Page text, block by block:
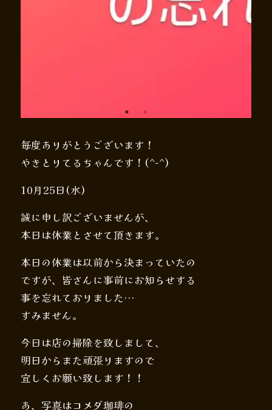
毎度ありがとうございます！
やきとりてるちゃんです！(^-^)
10月25日(水)
誠に申し訳ございませんが、
本日は休業とさせて頂きます。
本日の休業は以前から決まっていたの
ですが、皆さんに事前にお知らせする
事を忘れておりました…
すみません。
今日は店の掃除を致しまして、
明日からまた頑張りますので
宜しくお願い致します！！
あ、写真はコメダ珈琲の